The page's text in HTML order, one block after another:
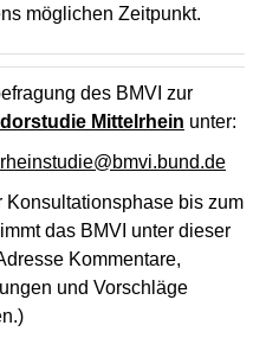
möglichen Zeitpunkt.
des BMVI zur
Mittelrhein unter:
Konsultationsphase bis zum
das BMVI unter dieser
Kommentare,
und Vorschläge